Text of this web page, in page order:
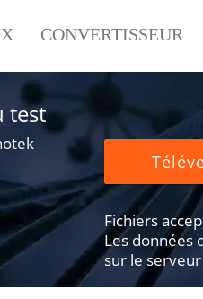
CONVERTISSEUR
test
Fichiers
Les données
sur le serveur